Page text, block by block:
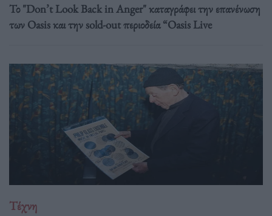
Το "Don’t Look Back in Anger" καταγράφει την επανένωση
των Oasis και την sold-out περιοδεία “Oasis Live
Τέχνη